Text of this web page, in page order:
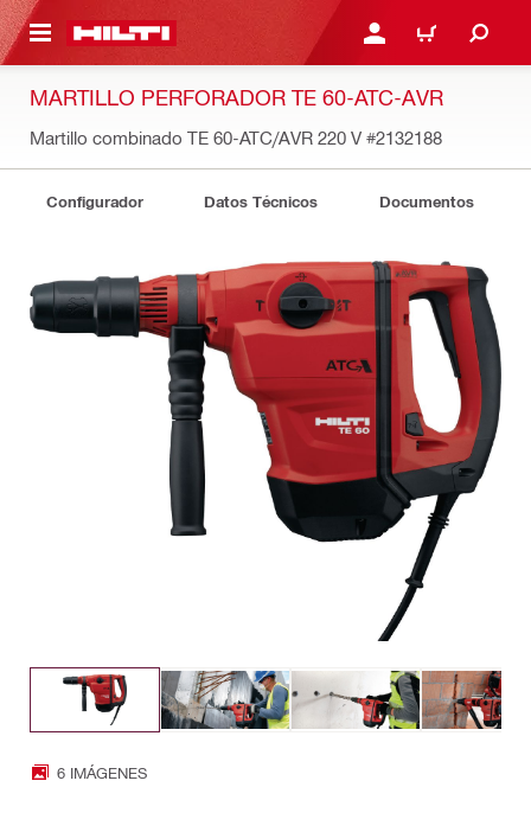
PRINCIPAL INICIE SESIÓN O
CARRITO
MARTILLO PERFORADOR TE 60-ATC-AVR
Martillo combinado TE 60-ATC/AVR 220 V #2132188
Configurador Datos Técnicos Documentos
6 IMÁGENES